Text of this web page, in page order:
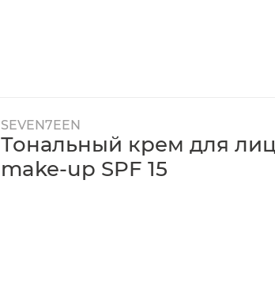
SEVEN7EEN
Тональный крем для
make-up SPF 15